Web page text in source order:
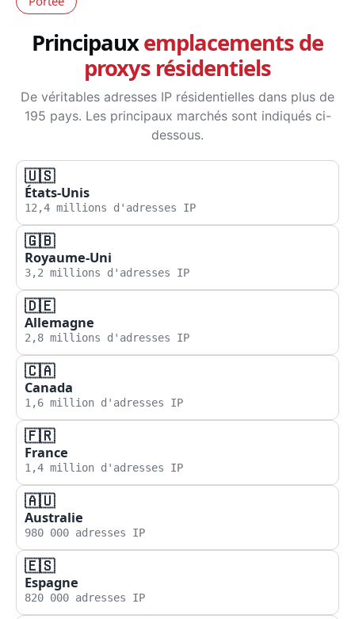
Principauxemplacements de
proxys résidentiels
De véritables adresses IP résidentielles dans plus de
195 pays. Les principaux marchés sont indiqués ci-
dessous.
🇺🇸
États-Unis
12,4 millions d'adresses IP
🇬🇧
Royaume-Uni
3,2 millions d'adresses IP
🇩🇪
Allemagne
2,8 millions d'adresses IP
🇨🇦
Canada
1,6 million d'adresses IP
🇫🇷
France
1,4 million d'adresses IP
🇦🇺
Australie
980 000 adresses IP
🇪🇸
Espagne
820 000 adresses IP